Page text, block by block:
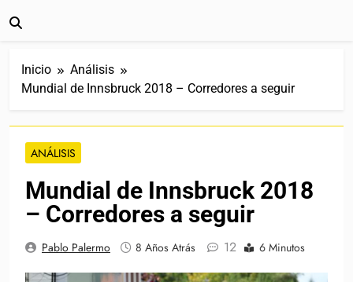
Inicio
Análisis
Mundial de Innsbruck 2018 – Corredores a seguir
ANÁLISIS
Mundial de Innsbruck 2018
– Corredores a seguir
Pablo Palermo 8 Años Atrás 12 6 Minutos